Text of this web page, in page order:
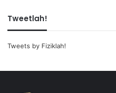
Tweetlah!
Tweets by Fiziklah!